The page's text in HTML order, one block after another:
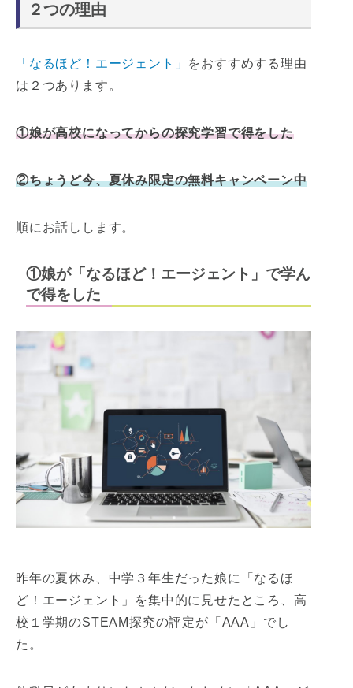
２つの理由
「なるほど！エージェント」 をおすすめする理由
は２つあります。
①娘が高校になってからの探究学習で得をした
②ちょうど今、夏休み限定の無料キャンペーン中
順にお話しします。
①娘が「なるほど！エージェント」で学ん
で得をした
昨年の夏休み、中学３年生だった娘に「なるほ
ど！エージェント」を集中的に見せたところ、高
校１学期のSTEAM探究の評定が「AAA」でし
た。